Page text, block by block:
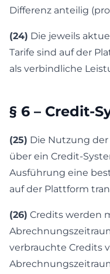
Differenz anteilig
(24) Die jeweils
Tarife sind auf der
als verbindliche
§ 6 – Credit-
(25) Die Nutzung
über ein Credit-
Ausführung eine
auf der Plattform
(26) Credits werden
verbrauchte Credits